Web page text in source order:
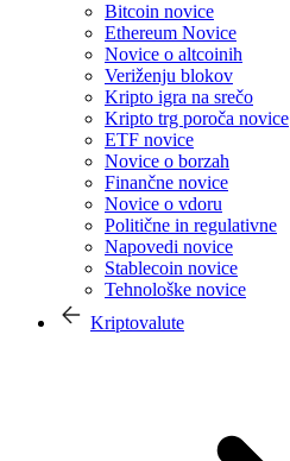
Bitcoin novice
Ethereum Novice
Novice o altcoinih
Veriženju blokov
Kripto igra na srečo
Kripto trg poroča novice
ETF novice
Novice o borzah
Finančne novice
Novice o vdoru
Politične in regulativne
Napovedi novice
Stablecoin novice
Tehnološke novice
Kriptovalute